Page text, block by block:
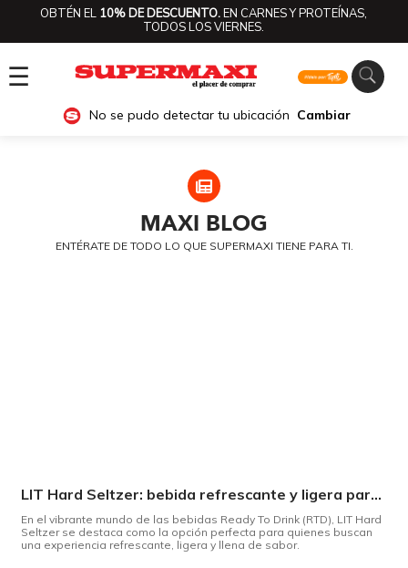
OBTÉN EL 10% DE DESCUENTO.EN CARNES Y PROTEÍNAS,
TODOS LOS VIERNES.
☰
No se pudo detectar tu ubicación Cambiar
MAXI BLOG
ENTÉRATE DE TODO LO QUE SUPERMAXI TIENE PARA TI.
LIT Hard Seltzer: bebida refrescante y ligera para disfrutar de este verano
En el vibrante mundo de las bebidas Ready To Drink (RTD), LIT Hard
Seltzer se destaca como la opción perfecta para quienes buscan
una experiencia refrescante, ligera y llena de sabor.